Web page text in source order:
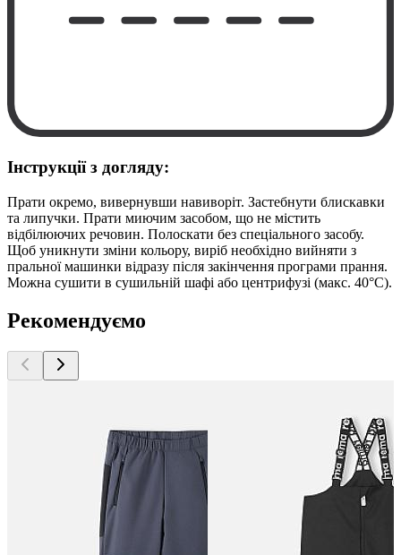
Інструкції з догляду:
Прати окремо, вивернувши навиворіт. Застебнути блискавки
та липучки. Прати миючим засобом, що не містить
відбілюючих речовин. Полоскати без спеціального засобу.
Щоб уникнути зміни кольору, виріб необхідно вийняти з
пральної машинки відразу після закінчення програми прання.
Можна сушити в сушильній шафі або центрифузі (макс. 40°C).
Рекомендуємо